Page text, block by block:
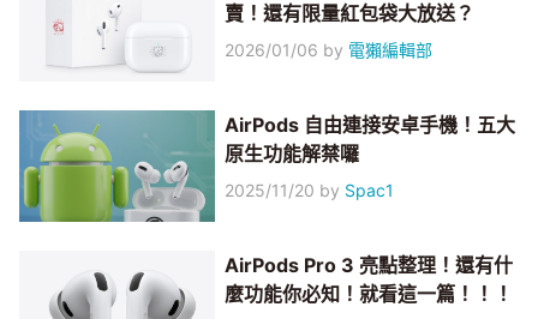
賣！還有限量紅包袋大放送？
2026/01/06 by 電獺編輯部
AirPods 自由連接安卓手機！五大
原生功能解禁囉
2025/11/20 by Spac1
AirPods Pro 3 亮點整理！還有什
麼功能你必知！就看這一篇！！！